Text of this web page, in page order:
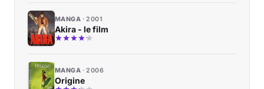
MANGA 2001
Akira - le film
MANGA 2006
Origine